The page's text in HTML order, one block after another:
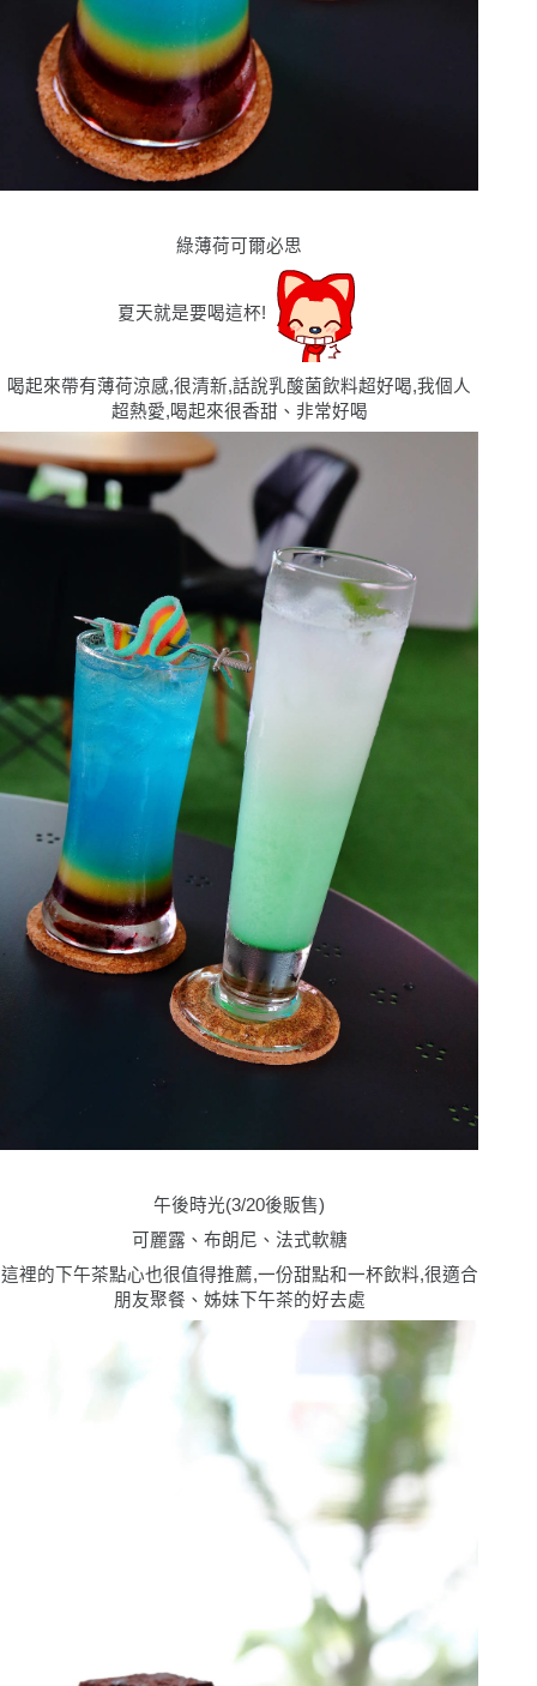
綠薄荷可爾必思
夏天就是要喝這杯!
喝起來帶有薄荷涼感,很清新,話說乳酸菌飲料超好喝,我個人
超熱愛,喝起來很香甜、非常好喝
午後時光(3/20後販售)
可麗露、布朗尼、法式軟糖
這裡的下午茶點心也很值得推薦,一份甜點和一杯飲料,很適合
朋友聚餐、姊妹下午茶的好去處